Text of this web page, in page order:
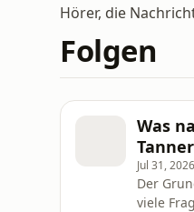
Hörer, die
Folgen
Was
Jul 31, 2026
Der
viele